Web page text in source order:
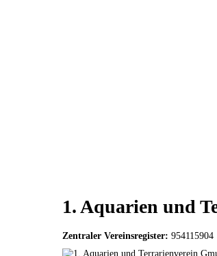
1. Aquarien und
Zentraler Vereinsregister: 954115904